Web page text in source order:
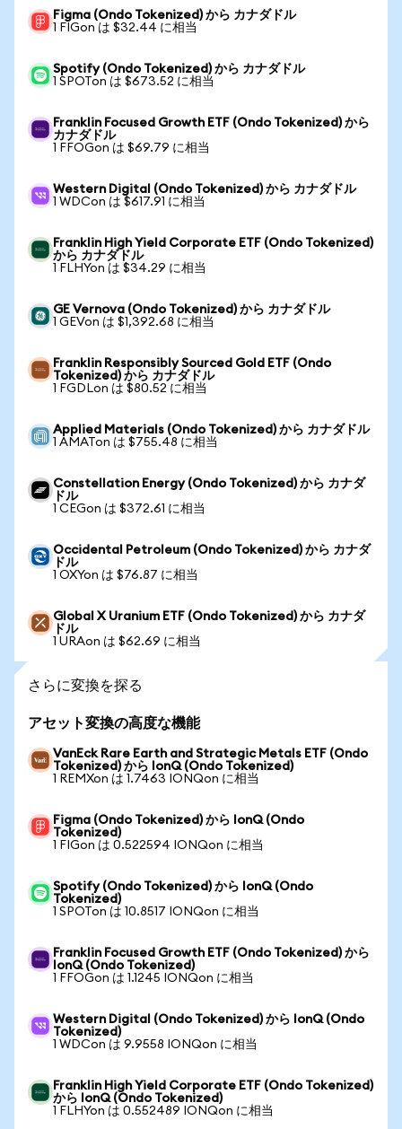
Figma (Ondo Tokenized) から カナダドル
1 FIGon は $32.44 に相当
Spotify (Ondo Tokenized) から カナダドル
1 SPOTon は $673.52 に相当
Franklin Focused Growth ETF (Ondo Tokenized) から
カナダドル
1 FFOGon は $69.79 に相当
Western Digital (Ondo Tokenized) から カナダドル
1 WDCon は $617.91 に相当
Franklin High Yield Corporate ETF (Ondo Tokenized)
から カナダドル
1 FLHYon は $34.29 に相当
GE Vernova (Ondo Tokenized) から カナダドル
1 GEVon は $1,392.68 に相当
Franklin Responsibly Sourced Gold ETF (Ondo
Tokenized) から カナダドル
1 FGDLon は $80.52 に相当
Applied Materials (Ondo Tokenized) から カナダドル
1 AMATon は $755.48 に相当
Constellation Energy (Ondo Tokenized) から カナダ
ドル
1 CEGon は $372.61 に相当
Occidental Petroleum (Ondo Tokenized) から カナダ
ドル
1 OXYon は $76.87 に相当
Global X Uranium ETF (Ondo Tokenized) から カナダ
ドル
1 URAon は $62.69 に相当
さらに変換を探る
アセット変換の高度な機能
VanEck Rare Earth and Strategic Metals ETF (Ondo
Tokenized) から IonQ (Ondo Tokenized)
1 REMXon は 1.7463 IONQon に相当
Figma (Ondo Tokenized) から IonQ (Ondo
Tokenized)
1 FIGon は 0.522594 IONQon に相当
Spotify (Ondo Tokenized) から IonQ (Ondo
Tokenized)
1 SPOTon は 10.8517 IONQon に相当
Franklin Focused Growth ETF (Ondo Tokenized) から
IonQ (Ondo Tokenized)
1 FFOGon は 1.1245 IONQon に相当
Western Digital (Ondo Tokenized) から IonQ (Ondo
Tokenized)
1 WDCon は 9.9558 IONQon に相当
Franklin High Yield Corporate ETF (Ondo Tokenized)
から IonQ (Ondo Tokenized)
1 FLHYon は 0.552489 IONQon に相当